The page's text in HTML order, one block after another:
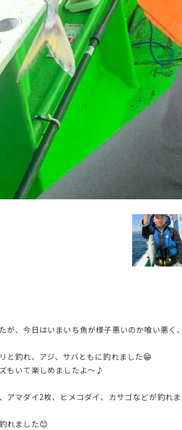
が、今日はいまいち魚が様子悪いのか喰い悪く
と釣れ、アジ、サバともに釣れました😁
もいて楽しめましたよ〜♪
アマダイ2枚、ヒメコダイ、カサゴなどが釣れま
れました😊